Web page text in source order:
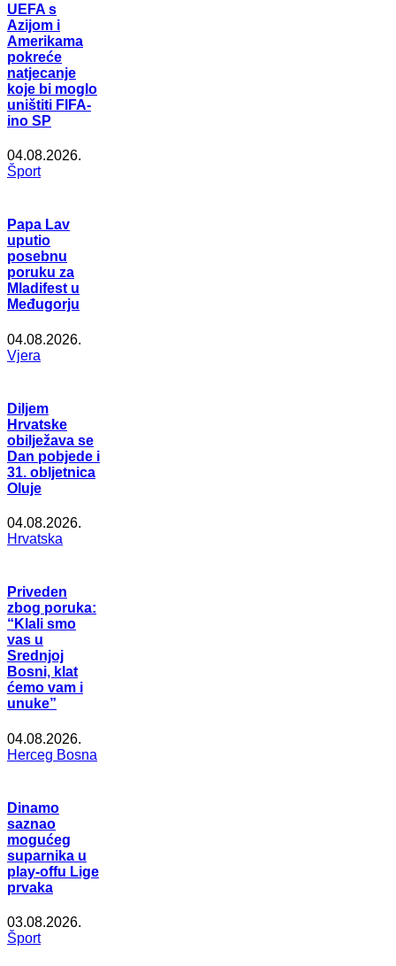
UEFA s
Azijom i
Amerikama
pokreće
natjecanje
koje bi moglo
uništiti FIFA-
ino SP
04.08.2026.
Šport
Papa Lav
uputio
posebnu
poruku za
Mladifest u
Međugorju
04.08.2026.
Vjera
Diljem
Hrvatske
obilježava se
Dan pobjede i
31. obljetnica
Oluje
04.08.2026.
Hrvatska
Priveden
zbog poruka:
“Klali smo
vas u
Srednjoj
Bosni, klat
ćemo vam i
unuke”
04.08.2026.
Herceg Bosna
Dinamo
saznao
mogućeg
suparnika u
play-offu Lige
prvaka
03.08.2026.
Šport